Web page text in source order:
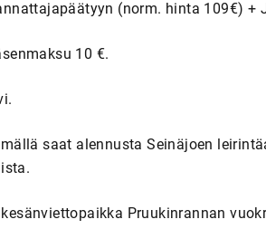
(norm. hinta 109€) +
10 €.
saat alennusta Seinäjoen
Pruukinrannan